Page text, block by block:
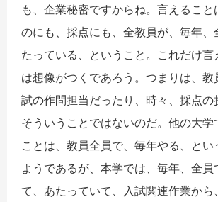
も、企業秘密ですからね。言えること
のにも、採点にも、全教員が、毎年、
たっている、ということ。これだけ言
は想像がつくであろう。つまりは、教
試の作問担当だったり、時々、採点の
そういうことではないのだ。他の大学
ことは、教員全員で、毎年やる、とい
ようであるが、本学では、毎年、全員
て、あたっていて、入試関連作業から